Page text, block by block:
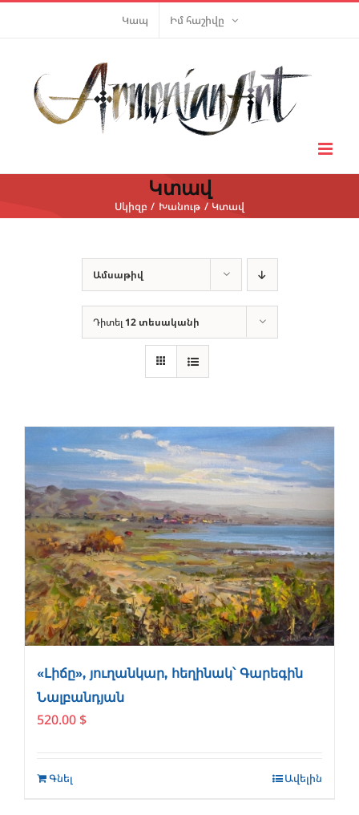
Կապ Իմ հաշիվը
Կտավ
Սկիզբ Խանութ Կտավ
Ամսաթիվ
Դիտել 12 տեսականի
«Լիճը», յուղանկար, հեղինակ՝ Գարեգին
Նալբանդյան
520.00 $
Գնել Ավելին